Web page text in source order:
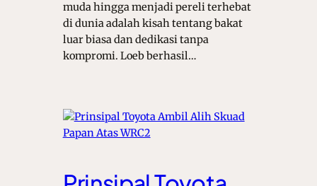
muda hingga menjadi pereli terhebat
di dunia adalah kisah tentang bakat
luar biasa dan dedikasi tanpa
kompromi. Loeb berhasil…